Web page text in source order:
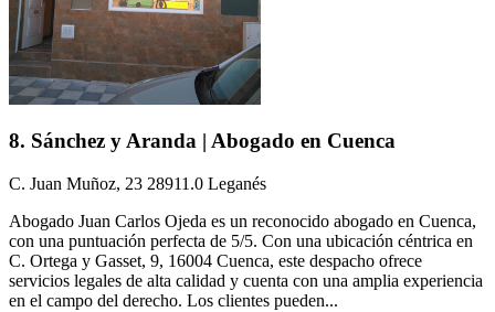
8. Sánchez y Aranda | Abogado en Cuenca
C. Juan Muñoz, 23 28911.0 Leganés
Abogado Juan Carlos Ojeda es un reconocido abogado en Cuenca,
con una puntuación perfecta de 5/5. Con una ubicación céntrica en
C. Ortega y Gasset, 9, 16004 Cuenca, este despacho ofrece
servicios legales de alta calidad y cuenta con una amplia experiencia
en el campo del derecho. Los clientes pueden...